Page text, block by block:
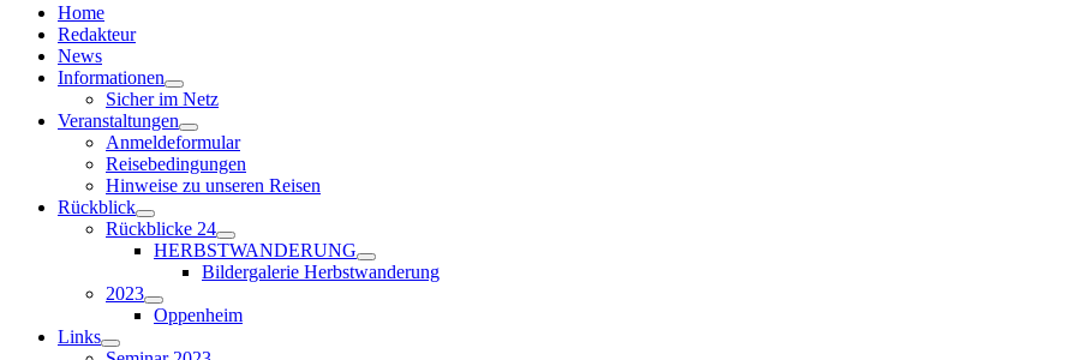
Home
Redakteur
News
Informationen
Sicher im Netz
Veranstaltungen
Anmeldeformular
Reisebedingungen
Hinweise zu unseren Reisen
Rückblick
Rückblicke 24
HERBSTWANDERUNG
Bildergalerie Herbstwanderung
2023
Oppenheim
Links